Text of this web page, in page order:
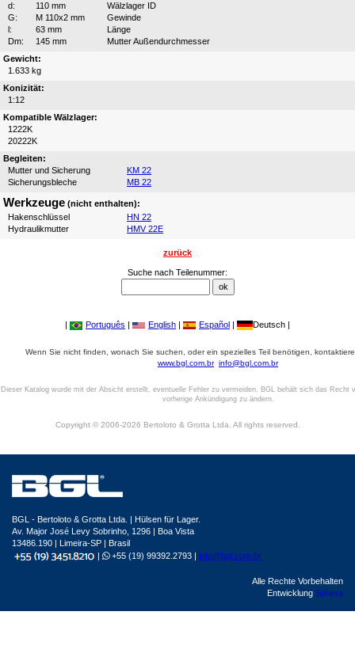
d:
110 mm
Wälzlager ID
G:
M 110x2 mm
Gewinde
l:
63 mm
Länge
Dm:
145 mm
Mutter Außendurchmesser
Gewicht:
1.633 kg
Konizität:
1:12
Kompatible Wälzlager:
1222K
20222K
Begleiten:
Mutter und Sicherung
KM 22
Sicherungsbleche
MB 22
Werkzeuge (nicht enthalten):
Hakenschlüssel
HN 22
Hydraulikmutter
HMV 22E
zurück
Suche nach Teilenummer:
| Português | English | Español | Deutsch |
Wenn Sie nicht finden, wonach Sie suchen, oder ein spezielles Teil benötigen,
www.bgl.com.br info@bgl.com.br
Dieser Katalog wurde mit der Absicht erstellt, eventuelle Fehler zu vermeiden. BGL behält sich das Recht
vorherige Ankündigung zu ändern.
Copyright © 2006-2026 Bertoloto & Grotta Ltda. All rights reserved.
BGL - Bertoloto & Grotta Ltda. | Hülsen für Lager.
Av. Major José Levy Sobrinho, 1296 | Boa Vista
13486.190 | Limeira-SP | Brasil
|
+55 (19) 99392.2793 | info@bgl.com.br
Alle Rechte Vorbehalten
Entwicklung Sphera